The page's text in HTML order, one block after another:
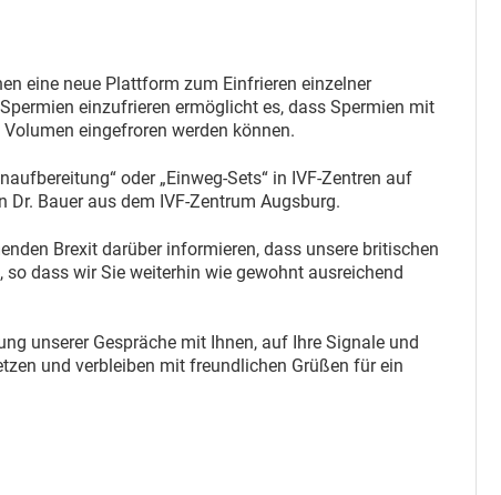
eine neue Plattform zum Einfrieren einzelner
einzufrieren ermöglicht es, dass Spermien mit
eingefroren werden können.
oder „Einweg-Sets“ in IVF-Zentren auf
Bauer aus dem IVF-Zentrum Augsburg.
Brexit darüber informieren, dass unsere britischen
dass wir Sie weiterhin wie gewohnt ausreichend
unserer Gespräche mit Ihnen, auf Ihre Signale und
und verbleiben mit freundlichen Grüßen für ein